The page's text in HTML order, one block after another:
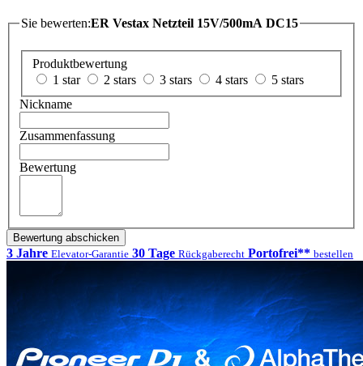
Sie bewerten:ER Vestax Netzteil 15V/500mA DC15
Produktbewertung
1 star
2 stars 3 stars 4 stars
5 stars
Nickname
Zusammenfassung
Bewertung
Bewertung abschicken
3 Jahre Elevator-Garantie 30 Tage Rückgaberecht Portofrei** bestellen